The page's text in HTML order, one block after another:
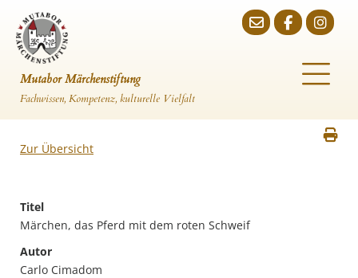
Mutabor Märchenstiftung
Fachwissen, Kompetenz, kulturelle Vielfalt
Zur Übersicht
Titel
Märchen, das Pferd mit dem roten Schweif
Autor
Carlo Cimadom